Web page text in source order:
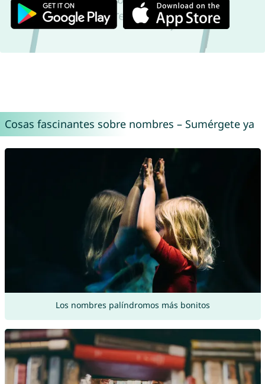
Cosas fascinantes sobre nombres – Sumérgete ya
Los nombres palíndromos más bonitos